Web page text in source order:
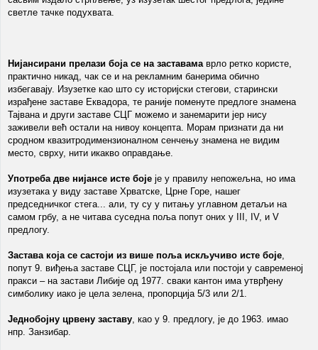
светле тачке подухвата.
Нијансирани прелази боја се на заставама врло ретко користе,
практично никад, чак се и на рекламним банерима обично
избегавају. Изузетке као што су историјски стегови, старински
израђене заставе Еквадора, те раније поменуте предлоге знамена
Тајвана и други заставе СЦГ можемо и занемарити јер нису
заживели већ остали на нивоу концепта. Морам признати да ни
сродном квазитродимензионалном сенчењу знамена не видим
место, сврху, нити икакво оправдање.
Употреба две нијансе исте боје је у правилу непожељна, но има
изузетака у виду заставе Хрватске, Црне Горе, нашег
председничког стега... али, ту су у питању углавном детаљи на
самом грбу, а не читава суседна поља попут оних у III, IV, и V
предлогу.
Застава која се састоји из више поља искључиво исте боје
попут 9. виђења заставе СЦГ, је постојала или постоји у савременој
пракси – на застави Либије од 1977. сваки кантон има утврђену
симболику иако је цела зелена, пропорција 5/3 или 2/1.
Једнобојну црвену заставу , као у 9. предлогу, је до 1963. имао
нпр. Занзибар.